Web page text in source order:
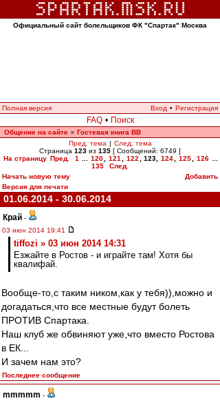
Официальный сайт болельщиков ФК "Спартак" Москва
Полная версия Вход • Регистрация
FAQ • Поиск
Общение на сайте » Гостевая книга ВВ
Пред. тема | След. тема
Страница 123 из 135 [ Сообщений: 6749 ]
На страницу Пред. 1 120 121 122 123, 124 125 126
135
След.
Начать новую тему
Добавить
Версия для печати
01.06.2014 - 30.06.2014
Край -
03 июн 2014 19:41
tiffozi » 03 июн 2014 14:31
Езжайте в Ростов - и играйте там! Хотя бы
квалифай.
Вообще-то,с таким ником,как у тебя)),можно и
догадаться,что все местные будут болеть
ПРОТИВ Спартака.
Наш клуб же обвиняют уже,что вместо Ростова
в ЕК...
И зачем нам это?
Последнее сообщение
mmmmm -